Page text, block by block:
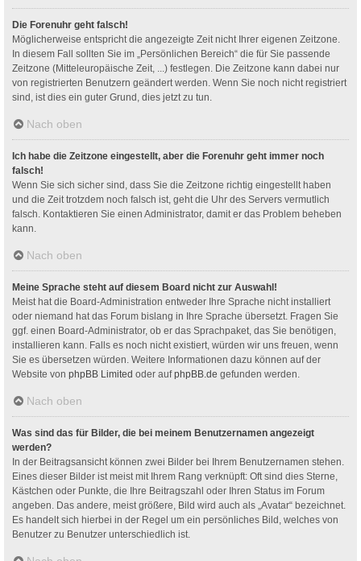
Die Forenuhr geht falsch!
Möglicherweise entspricht die angezeigte Zeit nicht Ihrer eigenen Zeitzone.
In diesem Fall sollten Sie im „Persönlichen Bereich“ die für Sie passende
Zeitzone (Mitteleuropäische Zeit, ...) festlegen. Die Zeitzone kann dabei nur
von registrierten Benutzern geändert werden. Wenn Sie noch nicht registriert
sind, ist dies ein guter Grund, dies jetzt zu tun.
Nach oben
Ich habe die Zeitzone eingestellt, aber die Forenuhr geht immer noch
falsch!
Wenn Sie sich sicher sind, dass Sie die Zeitzone richtig eingestellt haben
und die Zeit trotzdem noch falsch ist, geht die Uhr des Servers vermutlich
falsch. Kontaktieren Sie einen Administrator, damit er das Problem beheben
kann.
Nach oben
Meine Sprache steht auf diesem Board nicht zur Auswahl!
Meist hat die Board-Administration entweder Ihre Sprache nicht installiert
oder niemand hat das Forum bislang in Ihre Sprache übersetzt. Fragen Sie
ggf. einen Board-Administrator, ob er das Sprachpaket, das Sie benötigen,
installieren kann. Falls es noch nicht existiert, würden wir uns freuen, wenn
Sie es übersetzen würden. Weitere Informationen dazu können auf der
Website von phpBB Limited oder aufphpBB.de gefunden werden.
Nach oben
Was sind das für Bilder, die bei meinem Benutzernamen angezeigt
werden?
In der Beitragsansicht können zwei Bilder bei Ihrem Benutzernamen stehen.
Eines dieser Bilder ist meist mit Ihrem Rang verknüpft: Oft sind dies Sterne,
Kästchen oder Punkte, die Ihre Beitragszahl oder Ihren Status im Forum
angeben. Das andere, meist größere, Bild wird auch als „Avatar“ bezeichnet.
Es handelt sich hierbei in der Regel um ein persönliches Bild, welches von
Benutzer zu Benutzer unterschiedlich ist.